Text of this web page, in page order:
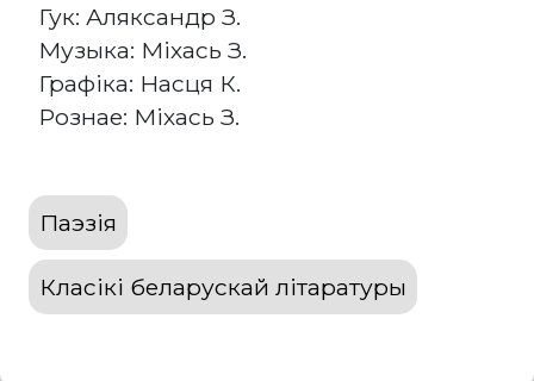
Гук: Аляксандр З.
Музыка: Міхась З.
Графіка: Насця К.
Рознае: Міхась З.
Паэзія
Класікі беларускай літаратуры